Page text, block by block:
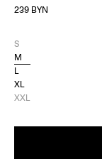
239 BYN
S
M
XL
XXL